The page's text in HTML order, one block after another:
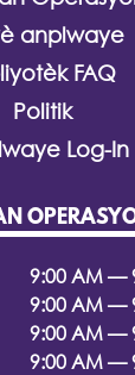
anplwaye
FAQ
Politik
Log-In
9:00 AM —
9:00 AM —
9:00 AM —
9:00 AM —